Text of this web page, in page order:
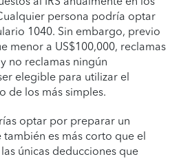
persona podría optar
1040. Sin embargo, previo
menor a US$100,000, reclamas
no reclamas ningún
elegible para utilizar el
de los más simples.
optar por preparar un
es más corto que el
únicas deducciones que